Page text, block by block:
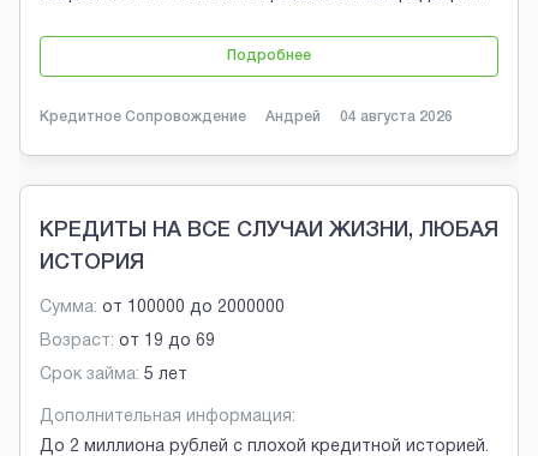
Подробнее
Кредитное Сопровождение Андрей 04 августа 2026
КРЕДИТЫ НА ВСЕ СЛУЧАИ ЖИЗНИ, ЛЮБАЯ
ИСТОРИЯ
Сумма: от 100000 до 2000000
Возраст: от 19 до 69
Срок займа: 5 лет
Дополнительная информация:
До 2 миллиона рублей с плохой кредитной историей.